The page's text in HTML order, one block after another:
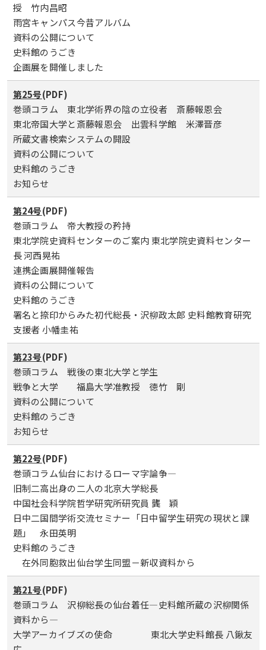
授 竹内昌昭
雨宮キャンパス今昔アルバム
資料の公開について
史料館のうごき
企画展を開催しました
第25号(PDF)
巻頭コラム 東北学術界の陰の立役者 斎藤報恩会
東北帝国大学と斎藤報恩会 出雲科学館 米澤晋彦
所蔵文書検索システムの開設
資料の公開について
史料館のうごき
お知らせ
第24号(PDF)
巻頭コラム 帝大教授の矜持
東北学院史資料センターのご案内 東北学院史資料センター
長 河西晃祐
連携企画展開催報告
資料の公開について
史料館のうごき
署名と捺印からみた初代総長・沢柳政太郎 史料館教育研究
支援者 小幡圭祐
第23号(PDF)
巻頭コラム 戦後の東北大学と学生
戦争と大学 福島大学准教授 徳竹 剛
資料の公開について
史料館のうごき
お知らせ
第22号(PDF)
巻頭コラム仙台におけるローマ字論争―
旧制二高出身の二人の北京大学総長
中国社会科学院哲学研究所研究員 龔 穎
日中二国間学術交流セミナー「日中留学生研究の現状と課
題」 永田英明
史料館のうごき
在外同胞救出仙台学生同盟－新収資料から
第21号(PDF)
巻頭コラム 沢柳総長の仙台着任―史料館所蔵の沢柳関係
資料から―
大学アーカイブズの使命 東北大学史料館長 八鍬友